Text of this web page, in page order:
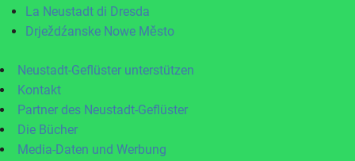
La Neustadt di Dresda
Drježdźanske Nowe Město
Neustadt-Geflüster unterstützen
Kontakt
Partner des Neustadt-Geflüster
Die Bücher
Media-Daten und Werbung